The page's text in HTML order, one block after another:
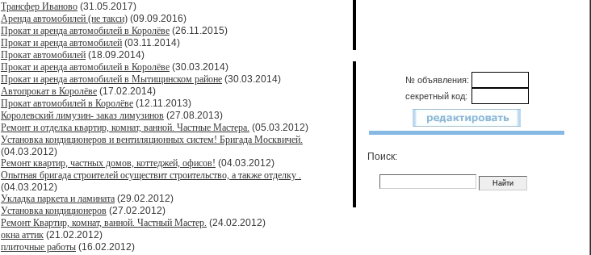
Трансфер Иваново (31.05.2017)
Аренда автомобилей (не такси) (09.09.2016)
Прокат и аренда автомобилей в Королёве (26.11.2015)
Прокат и аренда автомобилей (03.11.2014)
Прокат автомобилей (18.09.2014)
Прокат и аренда автомобилей в Королёве (30.03.2014)
Прокат и аренда автомобилей в Мытищинском районе (30.03.2014)
Автопрокат в Королёве (17.02.2014)
Прокат автомобилей в Королёве (12.11.2013)
Королевский лимузин- заказ лимузинов (27.08.2013)
Ремонт и отделка квартир, комнат, ванной. Частные Мастера. (05.03.2012)
Установка кондиционеров и вентиляционных систем! Бригада Москвичей.
(04.03.2012)
Ремонт квартир, частных домов, коттеджей, офисов! (04.03.2012)
Опытная бригада строителей осуществит строительство, а также отделку .
(04.03.2012)
Укладка паркета и ламината (29.02.2012)
Установка кондиционеров (27.02.2012)
Ремонт Квартир, комнат, ванной. Частный Мастер. (24.02.2012)
окна аттик (21.02.2012)
плиточные работы (16.02.2012)
№ объявления:
секретный код:
Поиск: